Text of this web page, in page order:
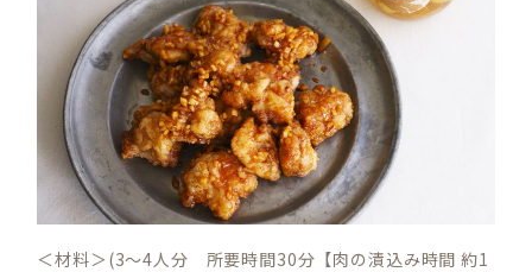
＜材料＞(3～4人分 所要時間30分【肉の漬込み時間 約1